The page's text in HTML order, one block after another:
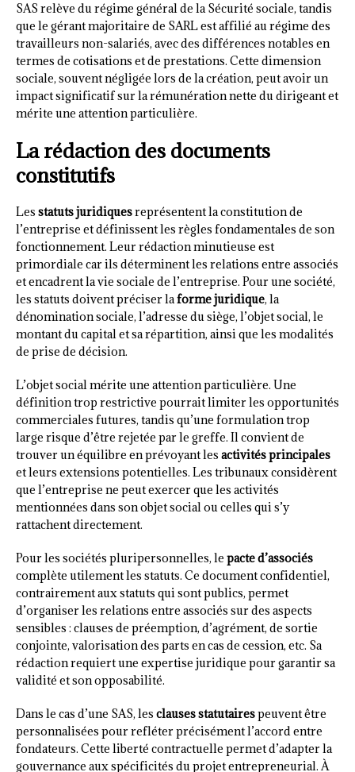
SAS relève du régime général de la Sécurité sociale, tandis
que le gérant majoritaire de SARL est affilié au régime des
travailleurs non-salariés, avec des différences notables en
termes de cotisations et de prestations. Cette dimension
sociale, souvent négligée lors de la création, peut avoir un
impact significatif sur la rémunération nette du dirigeant et
mérite une attention particulière.
La rédaction des documents
constitutifs
Les statuts juridiquesreprésentent la constitution de
l’entreprise et définissent les règles fondamentales de son
fonctionnement. Leur rédaction minutieuse est
primordiale car ils déterminent les relations entre associés
et encadrent la vie sociale de l’entreprise. Pour une société,
les statuts doivent préciser laforme juridique, la
dénomination sociale, l’adresse du siège, l’objet social, le
montant du capital et sa répartition, ainsi que les modalités
de prise de décision.
L’objet social mérite une attention particulière. Une
définition trop restrictive pourrait limiter les opportunités
commerciales futures, tandis qu’une formulation trop
large risque d’être rejetée par le greffe. Il convient de
trouver un équilibre en prévoyant les activités principales
et leurs extensions potentielles. Les tribunaux considèrent
que l’entreprise ne peut exercer que les activités
mentionnées dans son objet social ou celles qui s’y
rattachent directement.
Pour les sociétés pluripersonnelles, le pacte d’associés
complète utilement les statuts. Ce document confidentiel,
contrairement aux statuts qui sont publics, permet
d’organiser les relations entre associés sur des aspects
sensibles : clauses de préemption, d’agrément, de sortie
conjointe, valorisation des parts en cas de cession, etc. Sa
rédaction requiert une expertise juridique pour garantir sa
validité et son opposabilité.
Dans le cas d’une SAS, les clauses statutairespeuvent être
personnalisées pour refléter précisément l’accord entre
fondateurs. Cette liberté contractuelle permet d’adapter la
gouvernance aux spécificités du projet entrepreneurial. À